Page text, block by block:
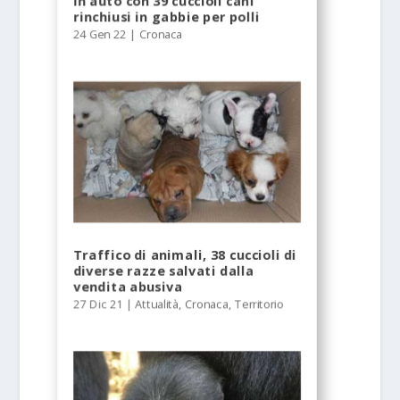
rinchiusi in gabbie per polli
24 Gen 22 | Cronaca
Traffico di animali, 38 cuccioli di
diverse razze salvati dalla
vendita abusiva
27 Dic 21 |Attualità, Cronaca,Territorio